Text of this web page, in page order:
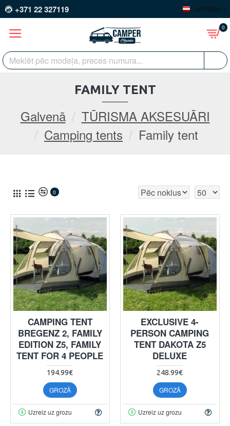
+371 22 327119 LATVIEŠU
0
Galvenā
TŪRISMA AKSESUĀRI
Camping tents
Family tent
FAMILY TENT
0
CAMPING TENT
BREGENZ 2, FAMILY
EDITION Z5, FAMILY
TENT FOR 4 PEOPLE
194.99€
GROZĀ
Uzreiz uz grozu
EXCLUSIVE 4-
PERSON CAMPING
TENT DAKOTA Z5
DELUXE
248.99€
GROZĀ
Uzreiz uz grozu